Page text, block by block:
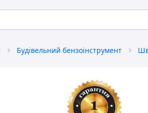
Будівельний бензоінструмент